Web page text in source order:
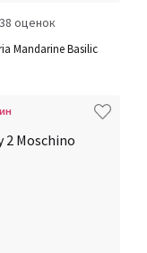
оценок
Mandarine Basilic